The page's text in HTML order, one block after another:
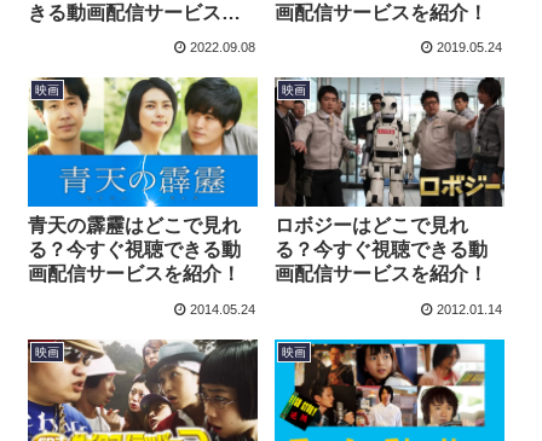
きる動画配信サービスを
2022.09.08
画配信サービスを紹介！
2019.05.24
映画
青天の霹靂はどこで見れ
る？今すぐ視聴できる動
画配信サービスを紹介！
2014.05.24
映画
ロボジーはどこで見れ
る？今すぐ視聴できる動
画配信サービスを紹介！
2012.01.14
映画 映画